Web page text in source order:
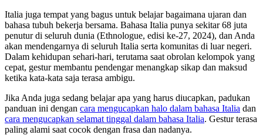
Italia juga tempat yang bagus untuk belajar bagaimana ujaran dan
bahasa tubuh bekerja bersama. Bahasa Italia punya sekitar 68 juta
penutur di seluruh dunia (Ethnologue, edisi ke-27, 2024), dan Anda
akan mendengarnya di seluruh Italia serta komunitas di luar negeri.
Dalam kehidupan sehari-hari, terutama saat obrolan kelompok yang
cepat, gestur membantu pendengar menangkap sikap dan maksud
ketika kata-kata saja terasa ambigu.
Jika Anda juga sedang belajar apa yang harus diucapkan, padukan
panduan ini dengan cara mengucapkan halo dalam bahasa Italia dan
cara mengucapkan selamat tinggal dalam bahasa Italia. Gestur terasa
paling alami saat cocok dengan frasa dan nadanya.